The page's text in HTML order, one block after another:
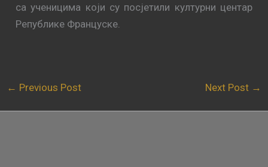
са ученицима који су посјетили културни центар
Републике Француске.
← Previous Post Next Post →